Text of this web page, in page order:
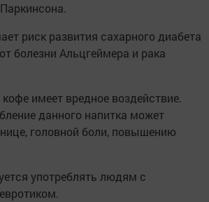
риск развития сахарного диабета
болезни Альцгеймера и рака
имеет вредное воздействие.
данного напитка может
головной боли, повышению
употреблять людям с